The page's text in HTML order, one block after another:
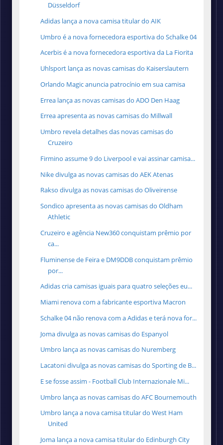
Düsseldorf
Adidas lança a nova camisa titular do AIK
Umbro é a nova fornecedora esportiva do Schalke 04
Acerbis é a nova fornecedora esportiva da La Fiorita
Uhlsport lança as novas camisas do Kaiserslautern
Orlando Magic anuncia patrocínio em sua camisa
Errea lança as novas camisas do ADO Den Haag
Errea apresenta as novas camisas do Millwall
Umbro revela detalhes das novas camisas do
Cruzeiro
Firmino assume 9 do Liverpool e vai assinar camisa...
Nike divulga as novas camisas do AEK Atenas
Rakso divulga as novas camisas do Oliveirense
Sondico apresenta as novas camisas do Oldham
Athletic
Cruzeiro e agência New360 conquistam prêmio por
ca...
Fluminense de Feira e DM9DDB conquistam prêmio
por...
Adidas cria camisas iguais para quatro seleções eu...
Miami renova com a fabricante esportiva Macron
Schalke 04 não renova com a Adidas e terá nova for...
Joma divulga as novas camisas do Espanyol
Umbro lança as novas camisas do Nuremberg
Lacatoni divulga as novas camisas do Sporting de B...
E se fosse assim - Football Club Internazionale Mi...
Umbro lança as novas camisas do AFC Bournemouth
Umbro lança a nova camisa titular do West Ham
United
Joma lança a nova camisa titular do Edinburgh City